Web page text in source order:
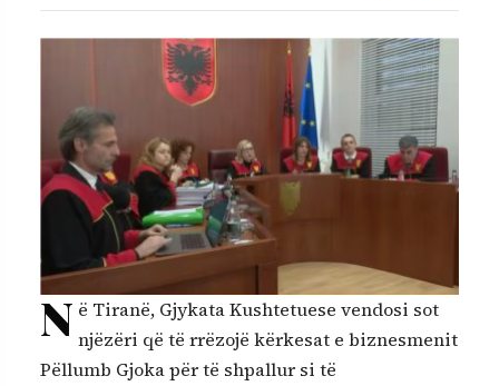
N ë Tiranë, Gjykata Kushtetuese vendosi sot
njëzëri që të rrëzojë kërkesat e biznesmenit
Pëllumb Gjoka për të shpallur si të